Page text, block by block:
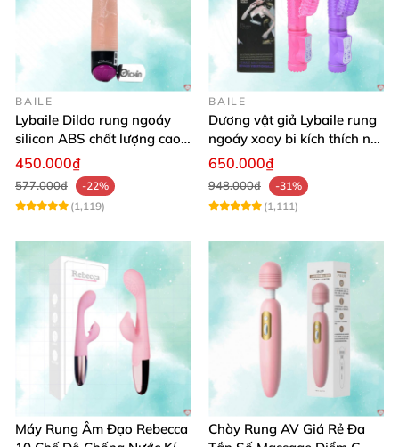
BAILE
Lybaile Dildo rung ngoáy
silicon ABS chất lượng cao
kích thước chuẩn
450.000₫
577.000₫
-22%
(1,119)
BAILE
Dương vật giả Lybaile rung
ngoáy xoay bi kích thích nữ
thủ dâm
650.000₫
948.000₫
-31%
(1,111)
Máy Rung Âm Đạo Rebecca
Chày Rung AV Giá Rẻ Đa